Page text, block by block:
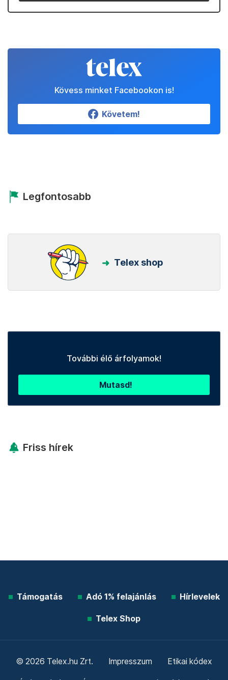
Kövess minket Facebookon is!
Követem!
Legfontosabb
Telex shop
További élő árfolyamok!
Mutasd!
Friss hírek
Támogatás Adó 1% felajánlás Hírlevelek
Telex Shop
© 2026 Telex.hu Zrt. Impresszum Etikai kódex